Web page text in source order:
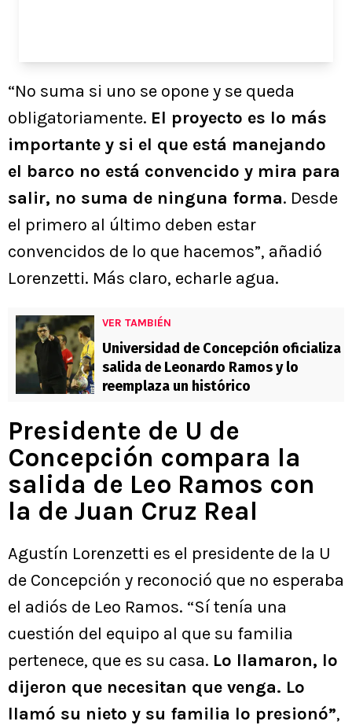
“No suma si uno se opone y se queda
obligatoriamente. El proyecto es lo más
importante y si el que está manejando
el barco no está convencido y mira para
salir, no suma de ninguna forma. Desde
el primero al último deben estar
convencidos de lo que hacemos”, añadió
Lorenzetti. Más claro, echarle agua.
VER TAMBIÉN
Universidad de Concepción oficializa
salida de Leonardo Ramos y lo
reemplaza un histórico
Presidente de U de
Concepción compara la
salida de Leo Ramos con
la de Juan Cruz Real
Agustín Lorenzetti es el presidente de la U
de Concepción y reconoció que no esperaba
el adiós de Leo Ramos. “Sí tenía una
cuestión del equipo al que su familia
pertenece, que es su casa. Lo llamaron, lo
dijeron que necesitan que venga. Lo
llamó su nieto y su familia lo presionó”,